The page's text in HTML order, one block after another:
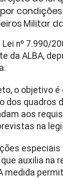
condições
Militar
nº 7.990/
da ALBA,
o objetivo
dos quadros
aos
na
auxilia na
medida